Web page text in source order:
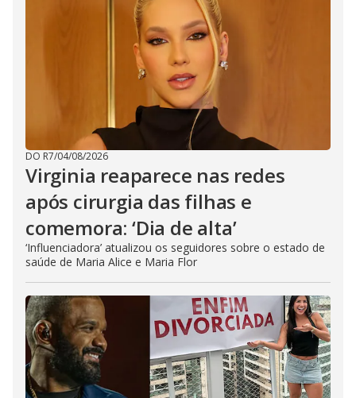
DO R7/04/08/2026
Virginia reaparece nas redes
após cirurgia das filhas e
comemora: ‘Dia de alta’
‘Influenciadora’ atualizou os seguidores sobre o estado de
saúde de Maria Alice e Maria Flor